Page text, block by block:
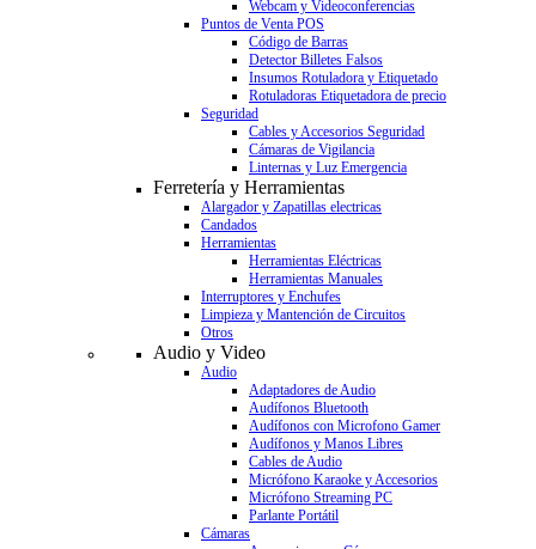
Webcam y Videoconferencias
Puntos de Venta POS
Código de Barras
Detector Billetes Falsos
Insumos Rotuladora y Etiquetado
Rotuladoras Etiquetadora de precio
Seguridad
Cables y Accesorios Seguridad
Cámaras de Vigilancia
Linternas y Luz Emergencia
Ferretería y Herramientas
Alargador y Zapatillas electricas
Candados
Herramientas
Herramientas Eléctricas
Herramientas Manuales
Interruptores y Enchufes
Limpieza y Mantención de Circuitos
Otros
Audio y Video
Audio
Adaptadores de Audio
Audífonos Bluetooth
Audífonos con Microfono Gamer
Audífonos y Manos Libres
Cables de Audio
Micrófono Karaoke y Accesorios
Micrófono Streaming PC
Parlante Portátil
Cámaras